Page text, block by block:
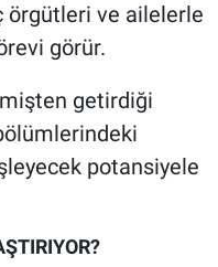
örgütleri ve ailelerle
görür.
getirdiği
potansiyele